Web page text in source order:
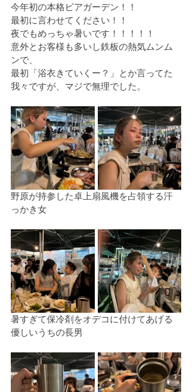
今年初の本格ビアガーデン！！
最初に言わせてください！！
夜でもめっちゃ暑いです！！！！！
意外とお客様も多いし鉄板の熱気ムンム
ンで、
最初「浴衣きていくー？」とか言ってた
我々ですが、マジで無理でした。
野原が持参した卓上扇風機を占領する汗
っかき女
暑すぎて保冷剤をオデコに付けてあげる
優しいうちの長男